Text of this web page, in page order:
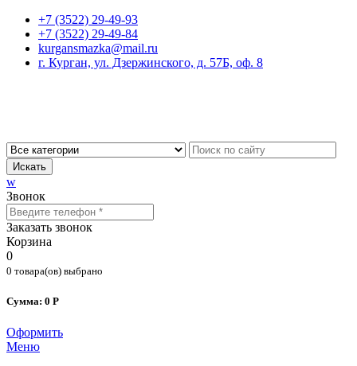
+7 (3522) 29-49-93
+7 (3522) 29-49-84
kurgansmazka@mail.ru
г. Курган, ул. Дзержинского, д. 57Б, оф. 8
Искать
w
Звонок
Заказать звонок
Корзина
0
0 товара(ов) выбрано
Сумма: 0 Р
Оформить
Меню